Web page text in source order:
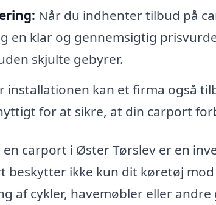
Når du indhenter tilbud på
en klar og gennemsigtig
skjulte gebyrer.
installationen kan et firma også
for at sikre, at din carport
carport i Øster Tørslev er en
beskytter ikke kun dit køretøj
af cykler, havemøbler eller